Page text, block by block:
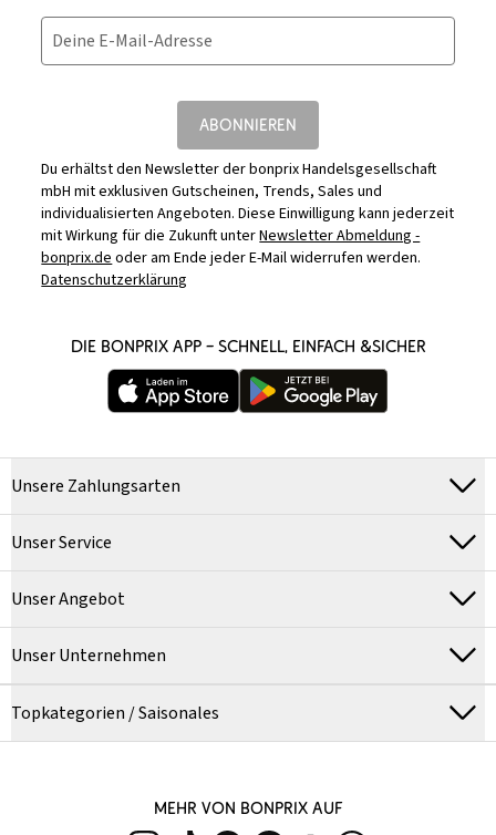
Deine E-Mail-Adresse
ABONNIEREN
Du erhältst den Newsletter der bonprix Handelsgesellschaft
mbH mit exklusiven Gutscheinen, Trends, Sales und
individualisierten Angeboten. Diese Einwilligung kann jederzeit
mit Wirkung für die Zukunft unterNewsletter Abmeldung -
bonprix.deoder am Ende jeder E-Mail widerrufen werden.
Datenschutzerklärung
DIE BONPRIX APP – SCHNELL, EINFACH &SICHER
Unsere Zahlungsarten
Unser Service
Unser Angebot
Unser Unternehmen
Topkategorien / Saisonales
MEHR VON BONPRIX AUF